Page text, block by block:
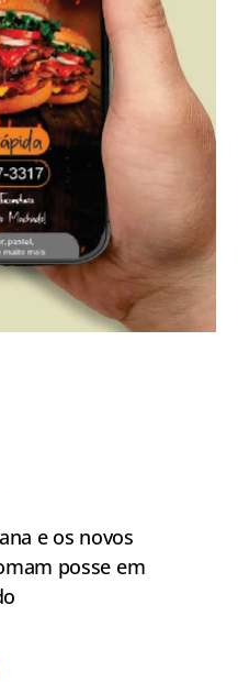
e os novos
posse em